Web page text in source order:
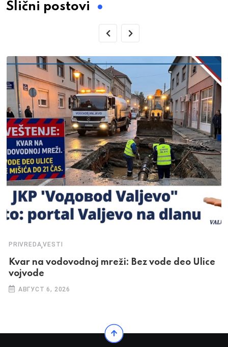
Slični postovi
PRIVREDA,VESTI
Kvar na vodovodnoj mreži: Bez vode deo Ulice
vojvode
АВГУСТ 6, 2026